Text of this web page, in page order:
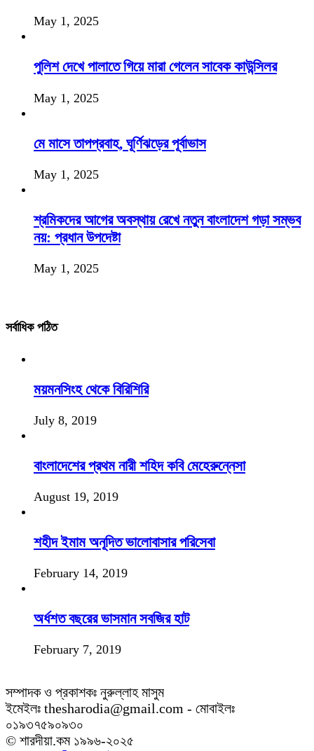
May 1, 2025
পুলিশ দেখে পালাতে গিয়ে মারা গেলেন সাবেক কাউন্সিলর
May 1, 2025
মে মাসে তাপপ্রবাহ, ঘূর্ণিঝড়ের পূর্বাভাস
May 1, 2025
শ্রমিকদের আগের অবস্থায় রেখে নতুন বাংলাদেশ গড়া সম্ভব
নয়: প্রধান উপদেষ্টা
May 1, 2025
সর্বাধিক পঠিত
ময়মনসিংহ থেকে বিরিশিরি
July 8, 2019
বাংলাদেশের প্রথম নারী শহিদ কবি মেহেরুন্নেসা
August 19, 2019
শহীদ ইমাম অনূদিত ভালোবাসার পরিসেবা
February 14, 2019
অর্ধশত বছরের ভাসমান সবজির হাট
February 7, 2019
সম্পাদক ও প্রকাশকঃ নুরুল্লাহ মাসুম
ইমেইলঃ thesharodia@gmail.com - মোবাইলঃ
০১৯৩৭৫৯০৯৩০
© শারদীয়া.কম ১৯৯৬-২০২৫